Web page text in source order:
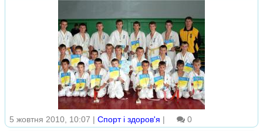
5 жовтня 2010, 10:07 | Спорт і здоров'я | 0